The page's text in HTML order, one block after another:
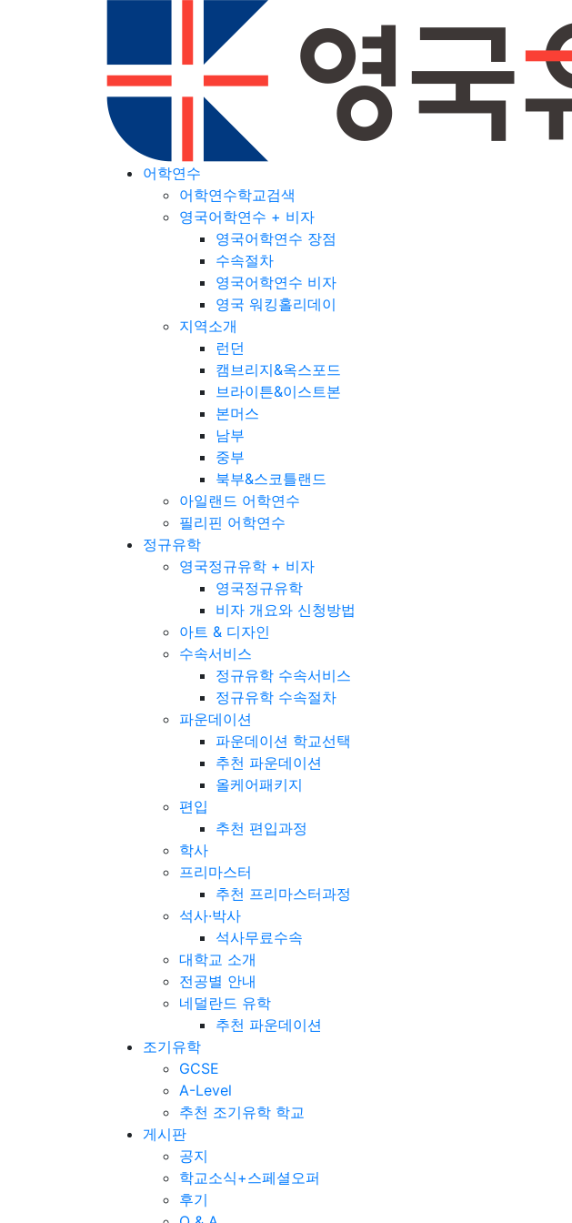
어학연수
어학연수학교검색
영국어학연수 + 비자
영국어학연수 장점
수속절차
영국어학연수 비자
영국 워킹홀리데이
지역소개
런던
캠브리지&옥스포드
브라이튼&이스트본
본머스
남부
중부
북부&스코틀랜드
아일랜드 어학연수
필리핀 어학연수
정규유학
영국정규유학 + 비자
영국정규유학
비자 개요와 신청방법
아트 & 디자인
수속서비스
정규유학 수속서비스
정규유학 수속절차
파운데이션
파운데이션 학교선택
추천 파운데이션
올케어패키지
편입
추천 편입과정
학사
프리마스터
추천 프리마스터과정
석사·박사
석사무료수속
대학교 소개
전공별 안내
네덜란드 유학
추천 파운데이션
조기유학
GCSE
A-Level
추천 조기유학 학교
게시판
공지
학교소식+스페셜오퍼
후기